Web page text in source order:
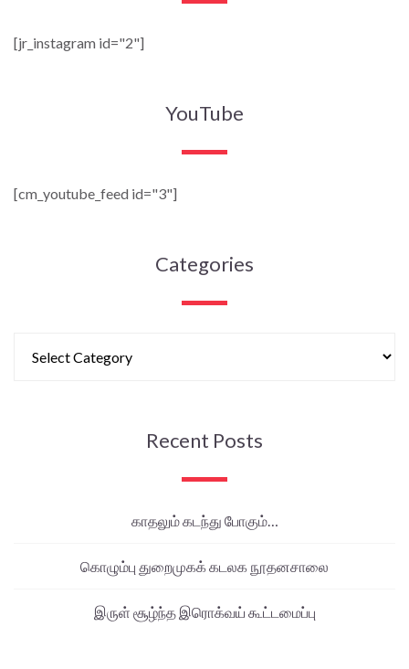
[jr_instagram id="2"]
YouTube
[cm_youtube_feed id="3"]
Categories
Recent Posts
காதலும் கடந்து போகும்…
கொழும்பு துறைமுகக் கடலக நூதனசாலை
இருள் சூழ்ந்த இரொக்வய் கூட்டமைப்பு